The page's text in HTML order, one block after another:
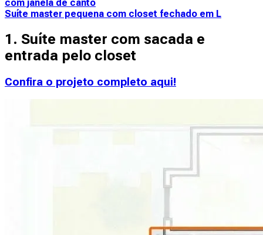
com janela de canto
Suíte master pequena com closet fechado em L
1. Suíte master com sacada e
entrada pelo closet
Confira o projeto completo aqui!